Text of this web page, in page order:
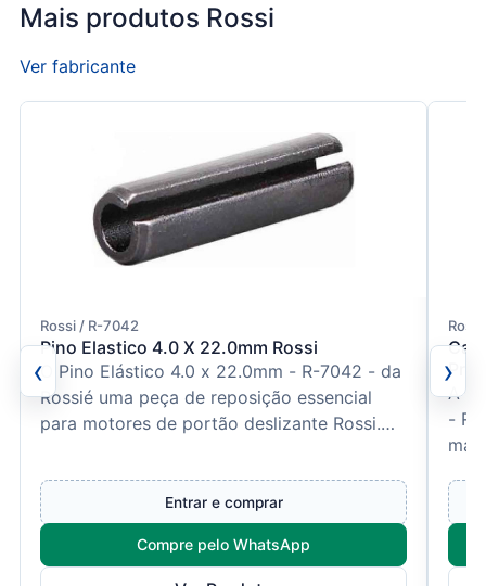
Mais produtos Rossi
Ver fabricante
‹
Rossi / R-7042
Pino Elastico 4.0 X 22.0mm Rossi
O Pino Elástico 4.0 x 22.0mm - R-7042 - da
Rossié uma peça de reposição essencial
para motores de portão deslizante Rossi.
Entrar e comprar
Compre pelo WhatsApp
A
-
›